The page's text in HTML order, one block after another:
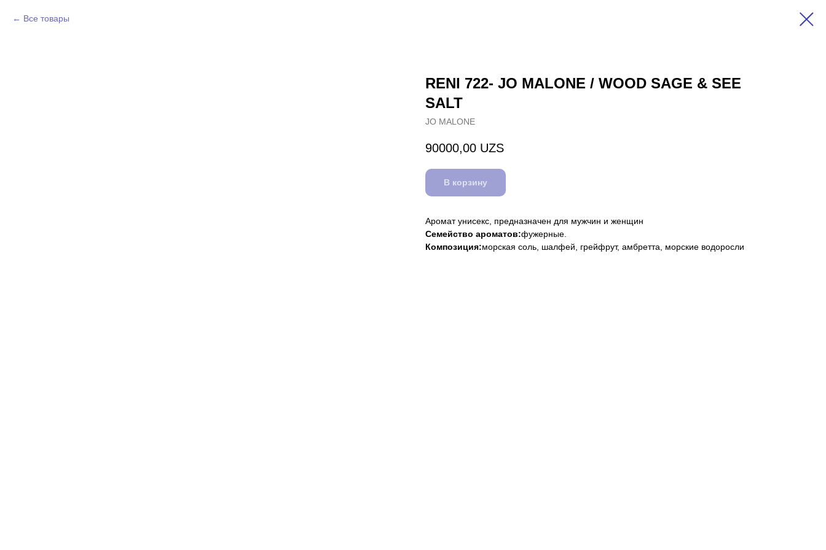
Все товары
RENI 722- JO MALONE / WOOD SAGE & SEE
SALT
JO MALONE
90000,00 UZS
В корзину
Аромат унисекс, предназначен для мужчин и женщин
Семейство ароматов:фужерные.
Композиция:морская соль, шалфей, грейфрут, амбретта, морские водоросли